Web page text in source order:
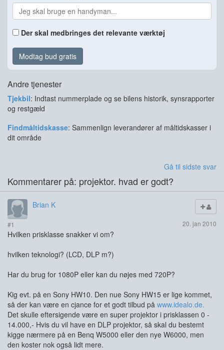
Der skal medbringes det relevante værktøj
Modtag bud gratis
Andre tjenester
Tjekbil: Indtast nummerplade og se bilens historik, synsrapporter
og restgæld
Findmåltidskasse: Sammenlign leverandører af måltidskasser i
dit område
Gå til sidste svar
Kommentarer på: projektor. hvad er godt?
Brian K
#1 20. jan 2010
Hvilken prisklasse snakker vi om?
hvilken teknologi? (LCD, DLP m?)
Har du brug for 1080P eller kan du nøjes med 720P?
Kig evt. på en Sony HW10. Den nue Sony HW15 er lige kommet,
så der kan være en cjance for et godt tilbud på www.idealo.de.
Det skulle eftersigende være en super projektor i prisklassen 0 -
14.000,- Hvis du vil have en DLP projektor, så skal du bestemt
kigge nærmere på en Benq W5000 eller den nye W6000, men
den koster nok også lidt mere.